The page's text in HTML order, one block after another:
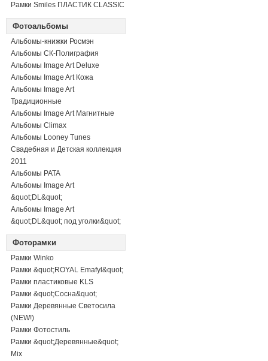
Рамки Smiles ПЛАСТИК CLASSIC
Фотоальбомы
Альбомы-книжки Росмэн
Альбомы СК-Полиграфия
Альбомы Image Art Deluxe
Альбомы Image Art Кожа
Альбомы Image Art
Традиционные
Альбомы Image Art Магнитные
Альбомы Climax
Альбомы Looney Tunes
Свадебная и Детская коллекция
2011
Альбомы PATA
Альбомы Image Art
&quot;DL&quot;
Альбомы Image Art
&quot;DL&quot; под уголки&quot;
Фоторамки
Рамки Winko
Рамки &quot;ROYAL Emafyl&quot;
Рамки пластиковые KLS
Рамки &quot;Сосна&quot;
Рамки Деревянные Светосила
(NEW!)
Рамки Фотостиль
Рамки &quot;Деревянные&quot;
Mix